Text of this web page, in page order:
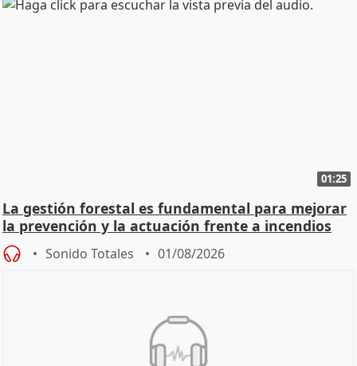
01:25
La gestión forestal es fundamental para mejorar
la prevención y la actuación frente a incendios
Sonido Totales 01/08/2026